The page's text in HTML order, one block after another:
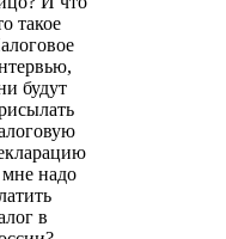
такое
будут
надо
в